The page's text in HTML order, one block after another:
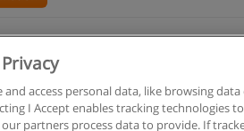
access personal data, like browsing
I Accept enables tracking technologies
partners process data to provide. If